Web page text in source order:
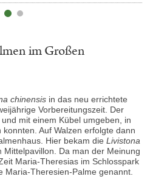
im Großen
chinensisin das neu errichtete
Vorbereitungszeit. Der
mit einem Kübel umgeben, in
Auf Walzen erfolgte dann
Hier bekam die Livistona
Da man der Meinung
Maria-Theresias im Schlosspark
Maria-Theresien-Palme genannt.